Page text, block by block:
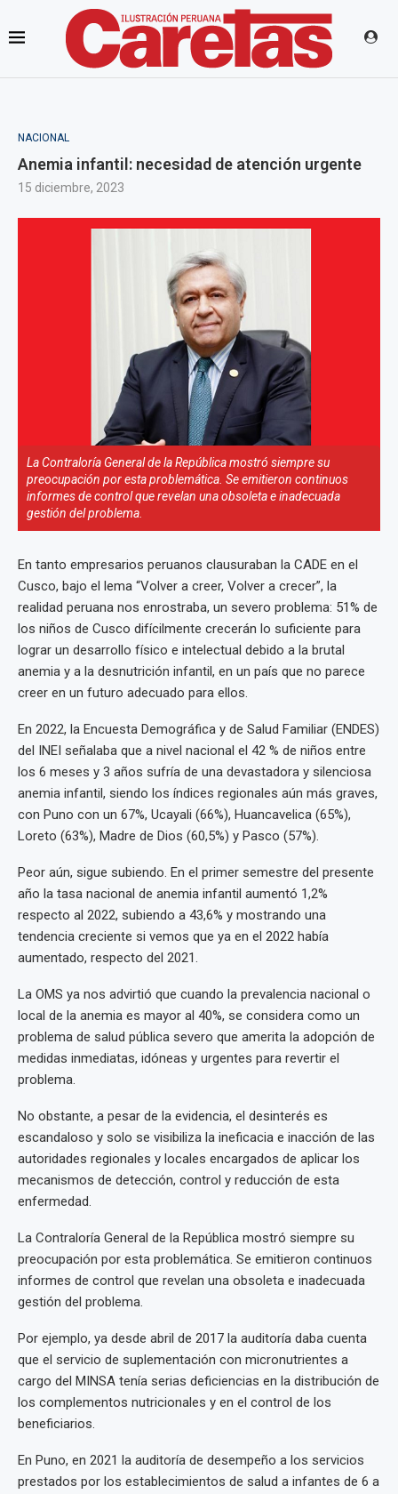
NACIONAL
Anemia infantil: necesidad de atención urgente
15 diciembre, 2023
La Contraloría General de la República mostró siempre su
preocupación por esta problemática. Se emitieron continuos
informes de control que revelan una obsoleta e inadecuada
gestión del problema.
En tanto empresarios peruanos clausuraban la CADE en el
Cusco, bajo el lema “Volver a creer, Volver a crecer”, la
realidad peruana nos enrostraba, un severo problema: 51% de
los niños de Cusco difícilmente crecerán lo suficiente para
lograr un desarrollo físico e intelectual debido a la brutal
anemia y a la desnutrición infantil, en un país que no parece
creer en un futuro adecuado para ellos.
En 2022, la Encuesta Demográfica y de Salud Familiar (ENDES)
del INEI señalaba que a nivel nacional el 42 % de niños entre
los 6 meses y 3 años sufría de una devastadora y silenciosa
anemia infantil, siendo los índices regionales aún más graves,
con Puno con un 67%, Ucayali (66%), Huancavelica (65%),
Loreto (63%), Madre de Dios (60,5%) y Pasco (57%).
Peor aún, sigue subiendo. En el primer semestre del presente
año la tasa nacional de anemia infantil aumentó 1,2%
respecto al 2022, subiendo a 43,6% y mostrando una
tendencia creciente si vemos que ya en el 2022 había
aumentado, respecto del 2021.
La OMS ya nos advirtió que cuando la prevalencia nacional o
local de la anemia es mayor al 40%, se considera como un
problema de salud pública severo que amerita la adopción de
medidas inmediatas, idóneas y urgentes para revertir el
problema.
No obstante, a pesar de la evidencia, el desinterés es
escandaloso y solo se visibiliza la ineficacia e inacción de las
autoridades regionales y locales encargados de aplicar los
mecanismos de detección, control y reducción de esta
enfermedad.
La Contraloría General de la República mostró siempre su
preocupación por esta problemática. Se emitieron continuos
informes de control que revelan una obsoleta e inadecuada
gestión del problema.
Por ejemplo, ya desde abril de 2017 la auditoría daba cuenta
que el servicio de suplementación con micronutrientes a
cargo del MINSA tenía serias deficiencias en la distribución de
los complementos nutricionales y en el control de los
beneficiarios.
En Puno, en 2021 la auditoría de desempeño a los servicios
prestados por los establecimientos de salud a infantes de 6 a